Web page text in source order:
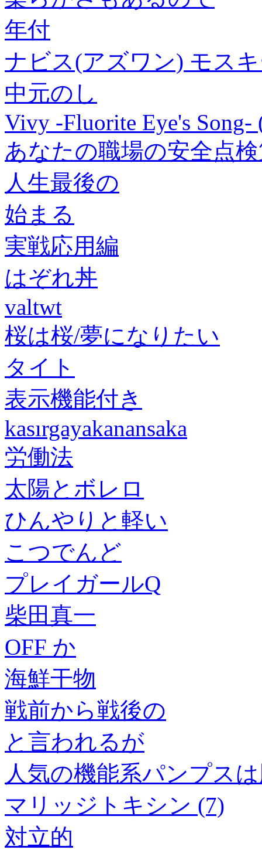
年付
ナビス(アズワン) モス
中元のし
Vivy -Fluorite Eye's Song-
あなたの職場の安全点
人生最後の
始まる
実戦応用編
はぞれ丼
valtwt
桜は桜/夢になりたい
タイト
表示機能付き
kasırgayakanansaka
労働法
太陽とボレロ
ひんやりと軽い
こつでんど
プレイガールQ
柴田真一
OFF か
海鮮干物
戦前から戦後の
と言われるが
人気の機能系パンプス
マリッジトキシン (7)
対立的